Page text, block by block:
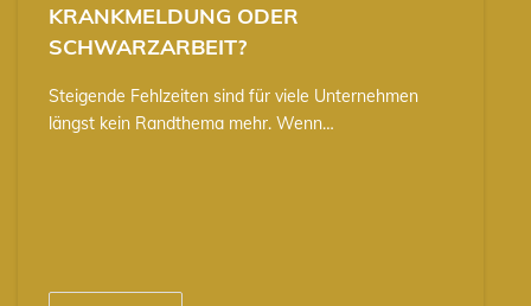
KRANKMELDUNG ODER
SCHWARZARBEIT?
Steigende Fehlzeiten sind für viele Unternehmen
längst kein Randthema mehr. Wenn…